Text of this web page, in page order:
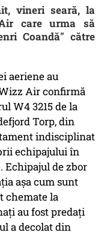
vineri seară, la
care urma să
Coandă" către
aeriene au
Air confirmă
W4 3215 de la
Torp, din
indisciplinat
echipajului în
Echipajul de zbor
așa cum sunt
chemate la
au fost predați
a decolat din